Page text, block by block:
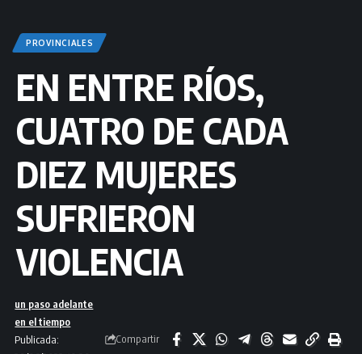
PROVINCIALES
EN ENTRE RÍOS,
CUATRO DE CADA
DIEZ MUJERES
SUFRIERON
VIOLENCIA
Publicada:
un paso adelante
en el tiempo
Compartir